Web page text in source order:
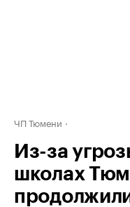
ЧП Тюмени
Из-за
школах